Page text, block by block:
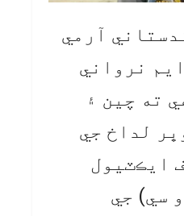
آرمي
نرواني
ته چين ۽
لداخ جي
ايڪٽيول
سي) جي